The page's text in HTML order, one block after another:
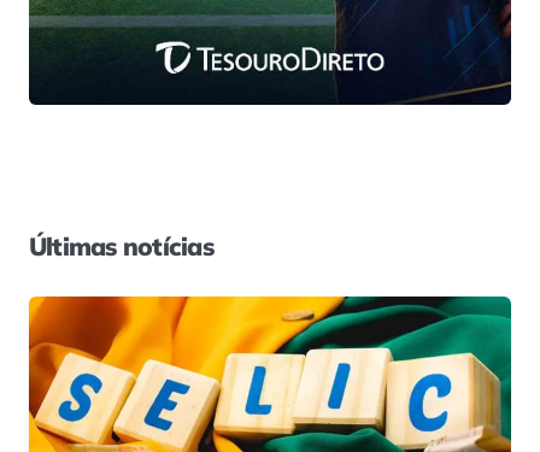
Últimas notícias